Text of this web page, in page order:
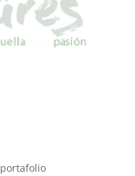
portafolio